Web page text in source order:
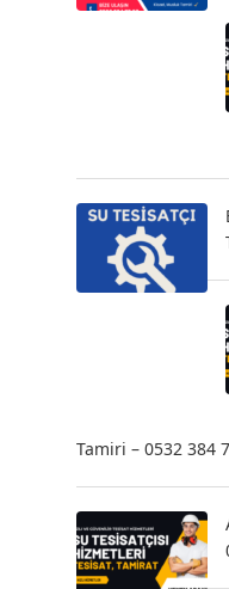
Tamiri – 0532 384